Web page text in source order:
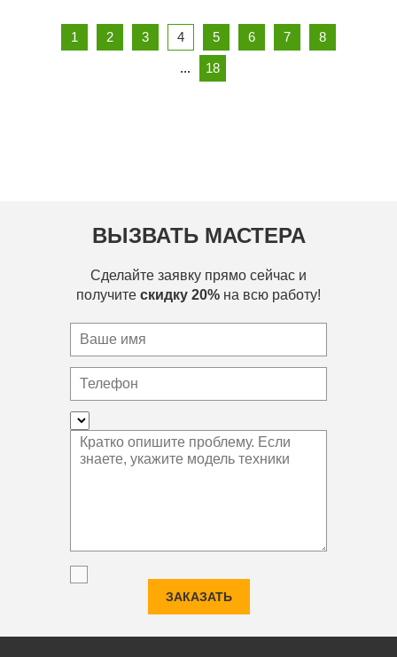
1 2 3 4 5 6 7 8
... 18
ВЫЗВАТЬ МАСТЕРА
Сделайте заявку прямо сейчас и
получите скидку 20% на всю работу!
ЗАКАЗАТЬ